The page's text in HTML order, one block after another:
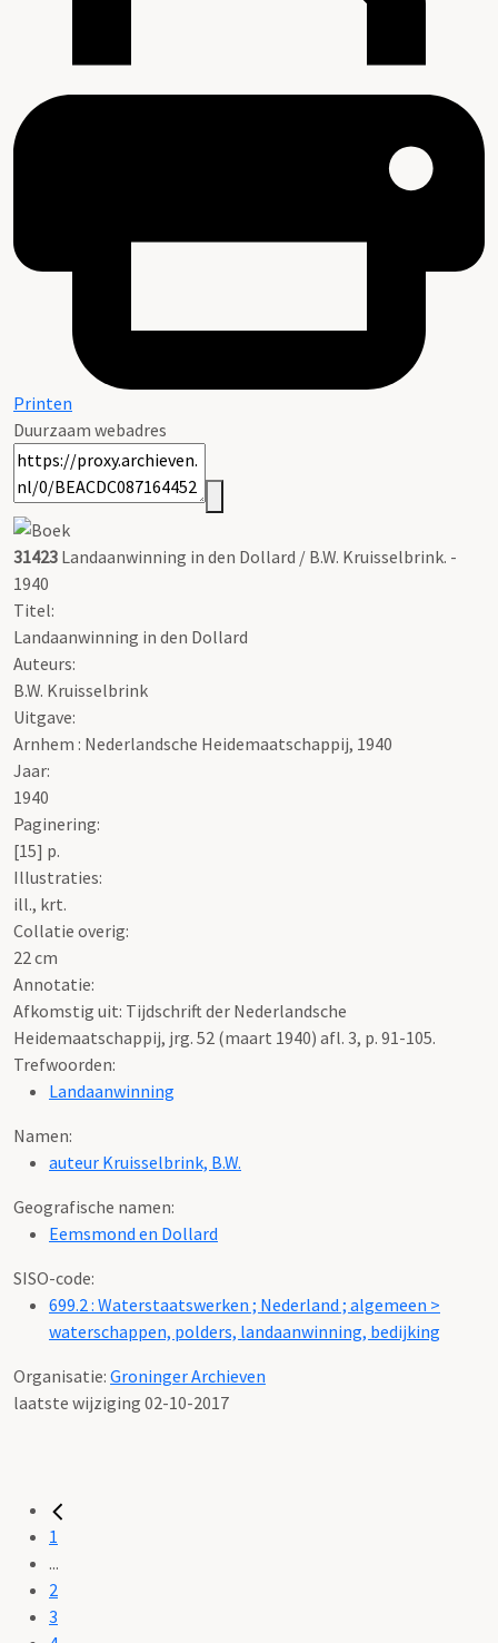
Printen
Duurzaam webadres
31423 Landaanwinning in den Dollard / B.W. Kruisselbrink. -
1940
Titel:
Landaanwinning in den Dollard
Auteurs:
B.W. Kruisselbrink
Uitgave:
Arnhem : Nederlandsche Heidemaatschappij, 1940
Jaar:
1940
Paginering:
[15] p.
Illustraties:
ill., krt.
Collatie overig:
22 cm
Annotatie:
Afkomstig uit: Tijdschrift der Nederlandsche
Heidemaatschappij, jrg. 52 (maart 1940) afl. 3, p. 91-105.
Trefwoorden:
Landaanwinning
Namen:
auteur Kruisselbrink, B.W.
Geografische namen:
Eemsmond en Dollard
SISO-code:
699.2 : Waterstaatswerken ; Nederland ; algemeen >
waterschappen, polders, landaanwinning, bedijking
Organisatie: Groninger Archieven
laatste wijziging 02-10-2017
1
...
2
3